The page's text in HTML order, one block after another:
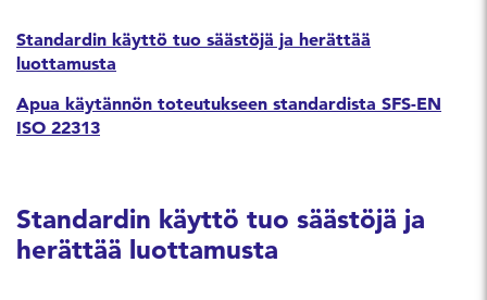
Standardin käyttö tuo säästöjä ja herättää
luottamusta
Apua käytännön toteutukseen standardista SFS-EN
ISO 22313
Standardin käyttö tuo säästöjä ja
herättää luottamusta